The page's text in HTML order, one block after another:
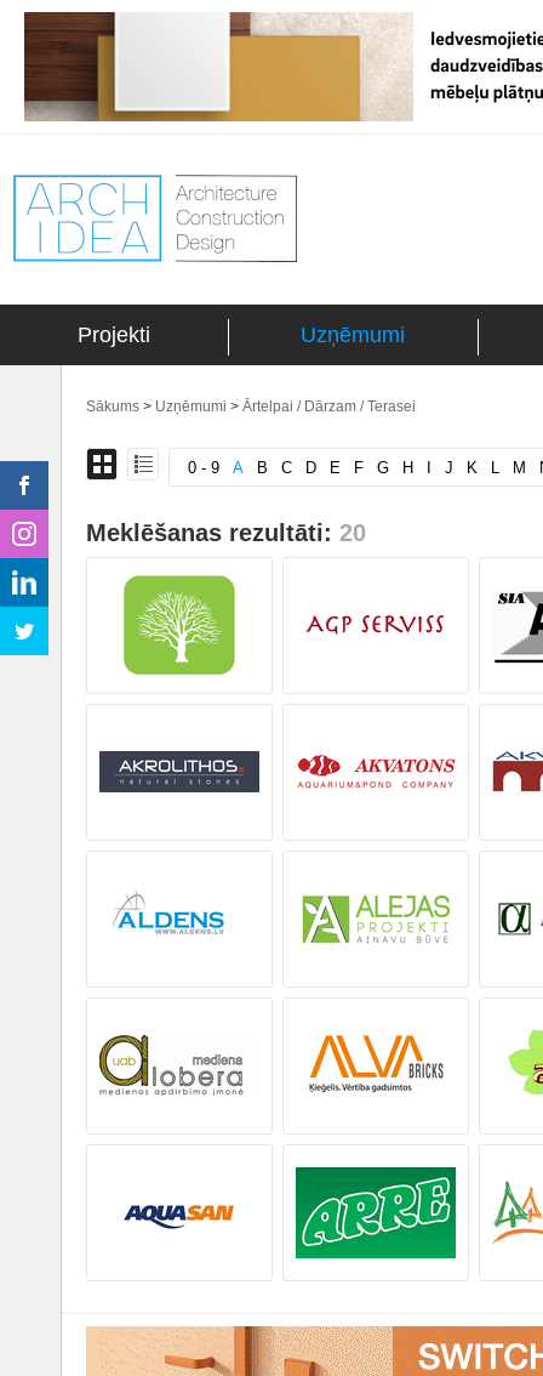
Projekti Uzņēmumi
Sākums > Uzņēmumi > Ārtelpai / Dārzam / Terasei
0 - 9 A B C D E F G H J K L M
Meklēšanas rezultāti: 20